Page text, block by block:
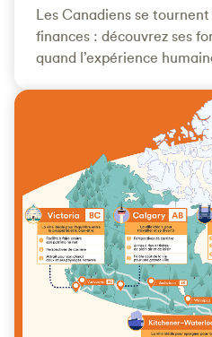
Les Canadiens se
finances : découvrez ses
quand l’expérience